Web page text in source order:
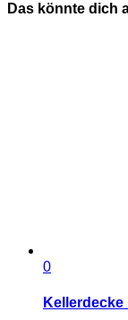
Das könnte dich
0